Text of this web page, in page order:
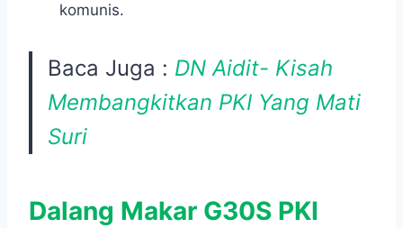
komunis.
Baca Juga : DN Aidit- Kisah
Membangkitkan PKI Yang Mati
Suri
Dalang Makar G30S PKI